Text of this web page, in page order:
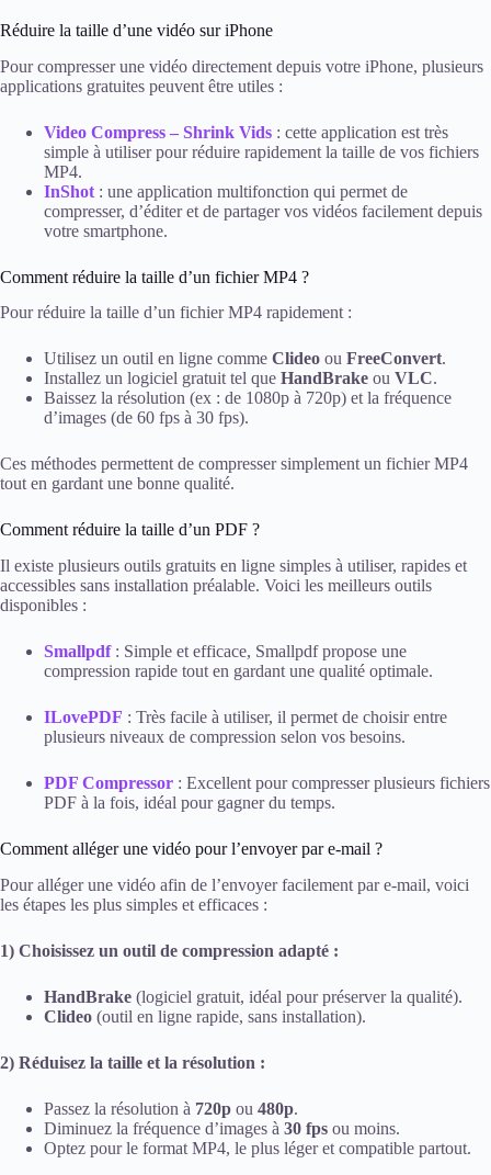
Réduire la taille d’une vidéo sur iPhone
Pour compresser une vidéo directement depuis votre iPhone, plusieurs
applications gratuites peuvent être utiles :
Video Compress – Shrink Vids : cette application est très
simple à utiliser pour réduire rapidement la taille de vos fichiers
MP4.
InShot : une application multifonction qui permet de
compresser, d’éditer et de partager vos vidéos facilement depuis
votre smartphone.
Comment réduire la taille d’un fichier MP4 ?
Pour réduire la taille d’un fichier MP4 rapidement :
Utilisez un outil en ligne comme Clideo ou FreeConvert.
Installez un logiciel gratuit tel que HandBrake ou VLC.
Baissez la résolution (ex : de 1080p à 720p) et la fréquence
d’images (de 60 fps à 30 fps).
Ces méthodes permettent de compresser simplement un fichier MP4
tout en gardant une bonne qualité.
Comment réduire la taille d’un PDF ?
Il existe plusieurs outils gratuits en ligne simples à utiliser, rapides et
accessibles sans installation préalable. Voici les meilleurs outils
disponibles :
Smallpdf: Simple et efficace, Smallpdf propose une
compression rapide tout en gardant une qualité optimale.
ILovePDF : Très facile à utiliser, il permet de choisir entre
plusieurs niveaux de compression selon vos besoins.
PDF Compressor : Excellent pour compresser plusieurs fichiers
PDF à la fois, idéal pour gagner du temps.
Comment alléger une vidéo pour l’envoyer par e-mail ?
Pour alléger une vidéo afin de l’envoyer facilement par e-mail, voici
les étapes les plus simples et efficaces :
1) Choisissez un outil de compression adapté :
HandBrake (logiciel gratuit, idéal pour préserver la qualité).
Clideo (outil en ligne rapide, sans installation).
2) Réduisez la taille et la résolution :
Passez la résolution à 720p ou 480p.
Diminuez la fréquence d’images à 30 fps ou moins.
Optez pour le format MP4, le plus léger et compatible partout.